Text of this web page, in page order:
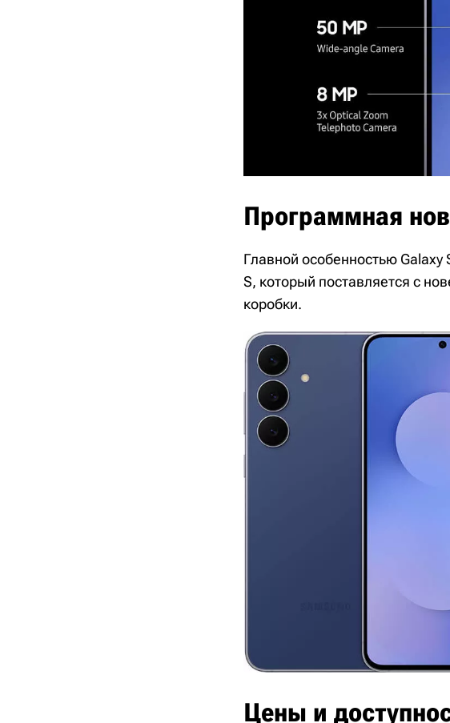
Программная
Главной особенностью Galaxy
S, который поставляется с
коробки.
Цены и